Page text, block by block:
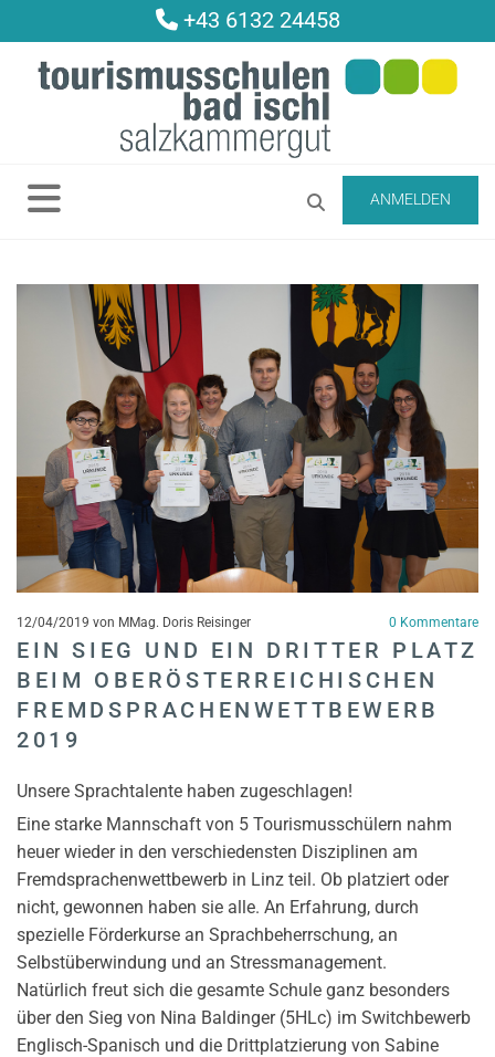
+43 6132 24458
ANMELDEN
12/04/2019 von MMag. Doris Reisinger 0 Kommentare
EIN SIEG UND EIN DRITTER PLATZ
BEIM OBERÖSTERREICHISCHEN
FREMDSPRACHENWETTBEWERB
2019
Unsere Sprachtalente haben zugeschlagen!
Eine starke Mannschaft von 5 Tourismusschülern nahm
heuer wieder in den verschiedensten Disziplinen am
Fremdsprachenwettbewerb in Linz teil. Ob platziert oder
nicht, gewonnen haben sie alle. An Erfahrung, durch
spezielle Förderkurse an Sprachbeherrschung, an
Selbstüberwindung und an Stressmanagement.
Natürlich freut sich die gesamte Schule ganz besonders
über den Sieg von Nina Baldinger (5HLc) im Switchbewerb
Englisch-Spanisch und die Drittplatzierung von Sabine